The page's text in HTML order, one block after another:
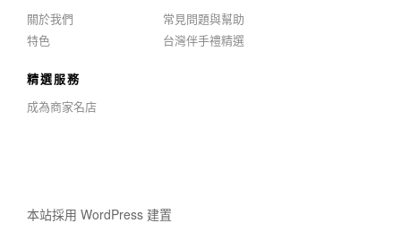
關於我們
特色
常見問題與幫助
台灣伴手禮精選
精選服務
成為商家名店
本站採用 WordPress 建置